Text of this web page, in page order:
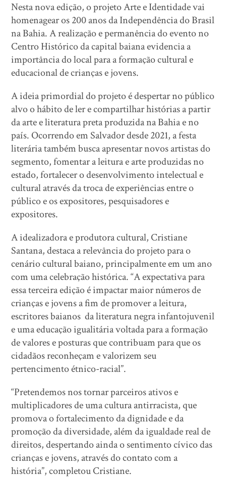
Nesta nova edição, o projeto Arte e Identidade vai
homenagear os 200 anos da Independência do Brasil
na Bahia. A realização e permanência do evento no
Centro Histórico da capital baiana evidencia a
importância do local para a formação cultural e
educacional de crianças e jovens.
A ideia primordial do projeto é despertar no público
alvo o hábito de ler e compartilhar histórias a partir
da arte e literatura preta produzida na Bahia e no
país. Ocorrendo em Salvador desde 2021, a festa
literária também busca apresentar novos artistas do
segmento, fomentar a leitura e arte produzidas no
estado, fortalecer o desenvolvimento intelectual e
cultural através da troca de experiências entre o
público e os expositores, pesquisadores e
expositores.
A idealizadora e produtora cultural, Cristiane
Santana, destaca a relevância do projeto para o
cenário cultural baiano, principalmente em um ano
com uma celebração histórica. “A expectativa para
essa terceira edição é impactar maior números de
crianças e jovens a fim de promover a leitura,
escritores baianos da literatura negra infantojuvenil
e uma educação igualitária voltada para a formação
de valores e posturas que contribuam para que os
cidadãos reconheçam e valorizem seu
pertencimento étnico-racial”.
“Pretendemos nos tornar parceiros ativos e
multiplicadores de uma cultura antirracista, que
promova o fortalecimento da dignidade e da
promoção da diversidade, além da igualdade real de
direitos, despertando ainda o sentimento cívico das
crianças e jovens, através do contato com a
história”, completou Cristiane.